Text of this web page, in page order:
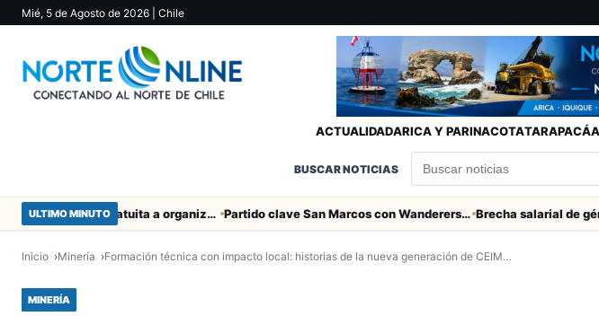
Mié, 5 de Agosto de 2026 | Chile
ACTUALIDADARICA Y PARINACOTATARAPACÁ
BUSCAR NOTICIAS
ULTIMO MINUTO Entregaron fibra óptica gratuita a organizaciones sociales de Arica Partido clave San Marcos con Wanderers este sábado a las 15 horas en Valparaíso
Inicio Minería Formación técnica con impacto local: historias de la nueva generación de CEIM…
MINERÍA